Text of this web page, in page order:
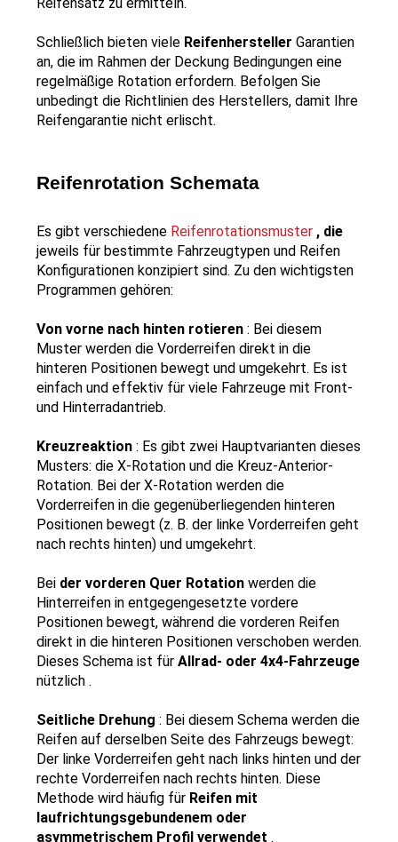
Schließlich bieten viele Reifenhersteller Garantien
an, die im Rahmen der Deckung Bedingungen eine
regelmäßige Rotation erfordern. Befolgen Sie
unbedingt die Richtlinien des Herstellers, damit Ihre
Reifengarantie nicht erlischt.
Reifenrotation Schemata
Es gibt verschiedene Reifenrotationsmuster
, die
jeweils für bestimmte Fahrzeugtypen und Reifen
Konfigurationen konzipiert sind. Zu den wichtigsten
Programmen gehören:
Von vorne nach hinten rotieren : Bei diesem
Muster werden die Vorderreifen direkt in die
hinteren Positionen bewegt und umgekehrt. Es ist
einfach und effektiv für viele Fahrzeuge mit Front-
und Hinterradantrieb.
Kreuzreaktion : Es gibt zwei Hauptvarianten dieses
Musters: die X-Rotation und die Kreuz-Anterior-
Rotation. Bei der X-Rotation werden die
Vorderreifen in die gegenüberliegenden hinteren
Positionen bewegt (z. B. der linke Vorderreifen geht
nach rechts hinten) und umgekehrt.
Bei der vorderen Quer Rotation werden die
Hinterreifen in entgegengesetzte vordere
Positionen bewegt, während die vorderen Reifen
direkt in die hinteren Positionen verschoben werden.
Dieses Schema ist für
Allrad- oder 4x4-Fahrzeuge
nützlich .
Seitliche Drehung : Bei diesem Schema werden die
Reifen auf derselben Seite des Fahrzeugs bewegt:
Der linke Vorderreifen geht nach links hinten und der
rechte Vorderreifen nach rechts hinten. Diese
Methode wird häufig für Reifen mit
laufrichtungsgebundenem oder
asymmetrischem Profil verwendet .